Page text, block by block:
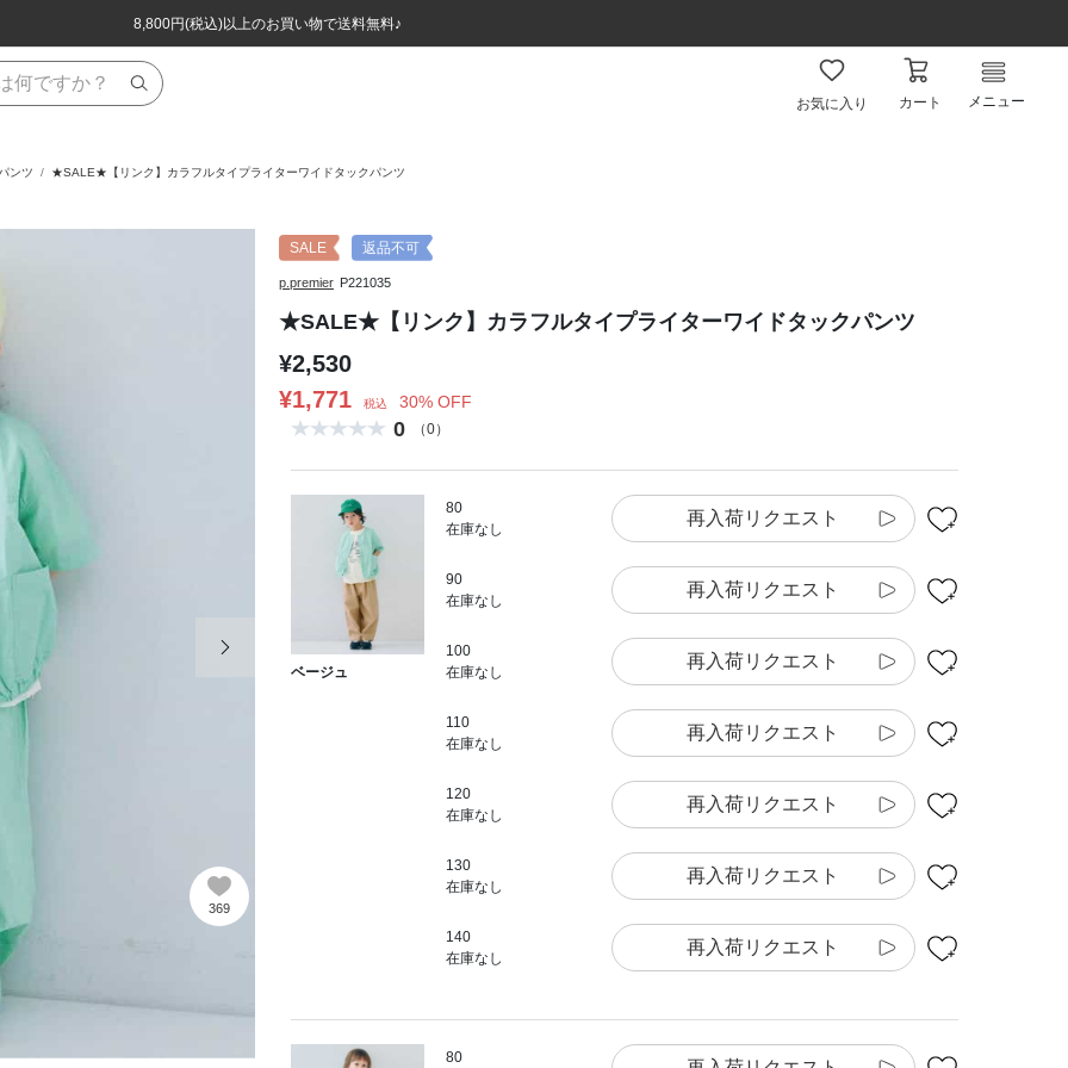
8,800円(税込)以上のお買い物で送料無料♪
ほぼ全品半額！！8/12(水)お昼12:59まで！！
8,800円(税込)以上のお買い物で送料無料♪
ほぼ全品半額！！8/12(水)お昼12:59まで！！
お気に入り カート メニュー
ンツ ★SALE★【リンク】カラフルタイプライターワイドタックパンツ
369
SALE 返品不可
p.premier P221035
★SALE★【リンク】カラフルタイプライターワイドタックパンツ
¥2,530
¥1,771
税込 30% OFF
0 （0）
ベージュ
80
在庫なし
再入荷リクエスト
90
在庫なし
再入荷リクエスト
100
在庫なし
再入荷リクエスト
110
在庫なし
再入荷リクエスト
120
在庫なし
再入荷リクエスト
130
在庫なし
再入荷リクエスト
140
在庫なし
再入荷リクエスト
80